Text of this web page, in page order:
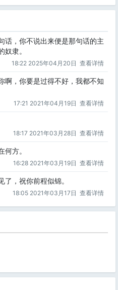
话，你不说出来便是那句话的主
奴隶。
18:22 2025年04月20日 查看详情
啊，你要是过得不好，我都不知
17:21 2021年04月19日 查看详情
18:17 2021年03月28日 查看详情
方。
16:28 2021年03月19日 查看详情
，祝你前程似锦。
18:05 2021年03月17日 查看详情